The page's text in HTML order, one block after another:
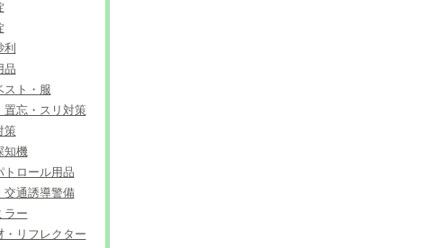
利
品
スト・服
置忘・スリ対策
策
知機
トロール用品
交通誘導警備
ラー
・リフレクター